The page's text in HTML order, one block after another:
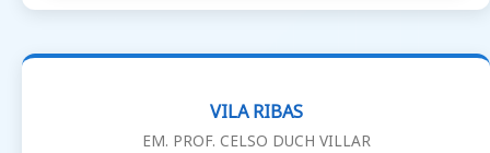
VILA RIBAS
EM. PROF. CELSO DUCH VILLAR